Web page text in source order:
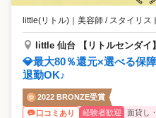
little(リトル) ｜ 美容師 / スタイリス
little 仙台 【リトルセンダイ】
💎最大80％還元×選べる保
退勤OK♪
2022 BRONZE受賞
口コミあり
経験者歓迎 面貸し